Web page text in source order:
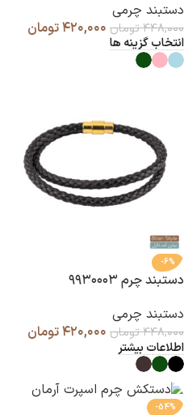
دستبند چرمی
۴۴۸,۰۰۰تومان ۴۲۰,۰۰۰تومان
انتخاب گزینه ها
-6%
دستبند چرم ۹۹۳۰۰۰۳
دستبند چرمی
۴۴۸,۰۰۰تومان ۴۲۰,۰۰۰تومان
اطلاعات بیشتر
-54%